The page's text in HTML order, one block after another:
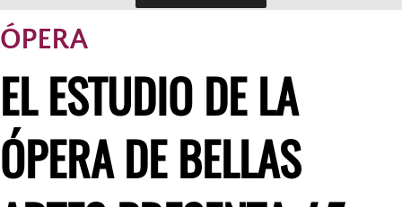
ÓPERA
EL ESTUDIO DE LA
ÓPERA DE BELLAS